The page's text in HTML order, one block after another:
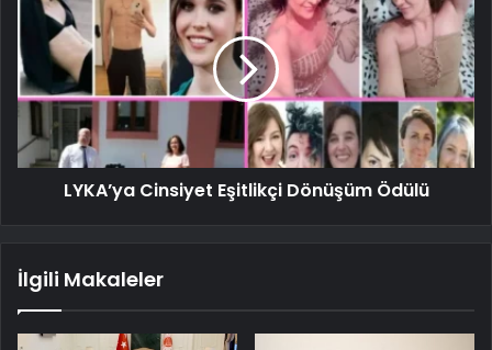
LYKA’ya Cinsiyet Eşitlikçi Dönüşüm Ödülü
İlgili Makaleler